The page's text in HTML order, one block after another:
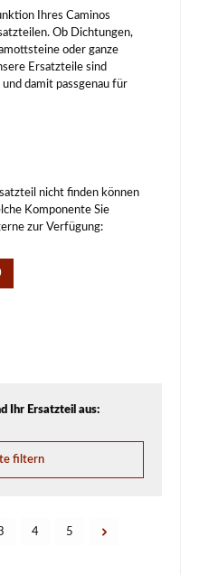
Ihres Caminos
Ob Dichtungen,
oder ganze
Ersatzteile sind
damit passgenau für
nicht finden können
Komponente Sie
zur Verfügung:
Ihr Ersatzteil aus:
filtern
Seite
4 Seite
5